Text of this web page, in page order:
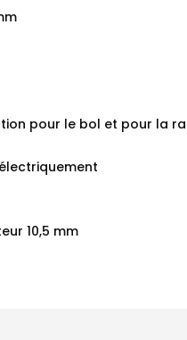
pour le bol et pour la
10,5 mm